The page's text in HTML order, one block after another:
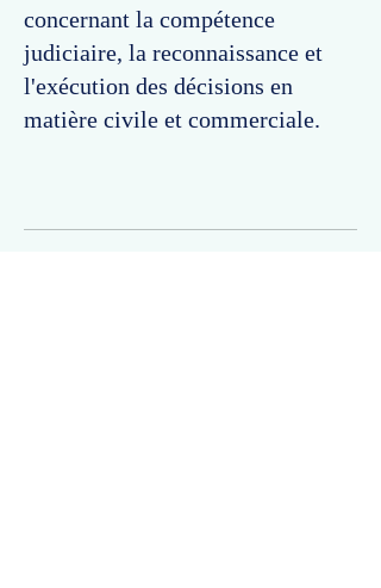
concernant la compétence
judiciaire, la reconnaissance et
l'exécution des décisions en
matière civile et commerciale.